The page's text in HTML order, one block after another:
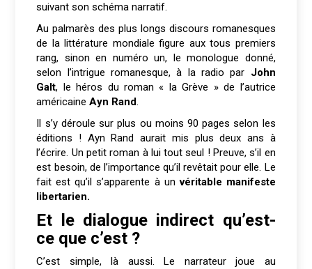
suivant son schéma narratif.
Au palmarès des plus longs discours romanesques
de la littérature mondiale figure aux tous premiers
rang, sinon en numéro un, le monologue donné,
selon l’intrigue romanesque, à la radio par John
Galt, le héros du roman « la Grève » de l’autrice
américaineAyn Rand.
Il s’y déroule sur plus ou moins 90 pages selon les
éditions ! Ayn Rand aurait mis plus deux ans à
l’écrire. Un petit roman à lui tout seul ! Preuve, s’il en
est besoin, de l’importance qu’il revêtait pour elle. Le
fait est qu’il s’apparente à unvéritable manifeste
libertarien.
Et le dialogue indirect qu’est-
ce que c’est ?
C’est simple, là aussi. Le narrateur joue au